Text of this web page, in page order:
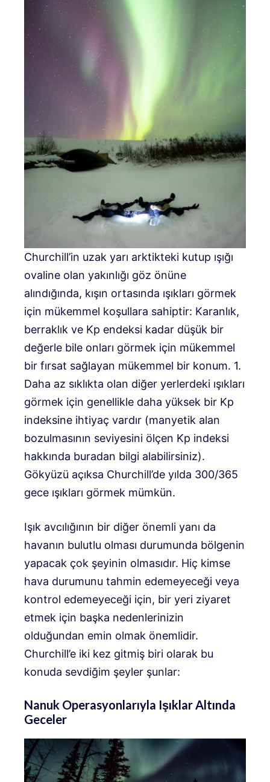
Churchill’in uzak yarı arktikteki kutup ışığı
ovaline olan yakınlığı göz önüne
alındığında, kışın ortasında ışıkları görmek
için mükemmel koşullara sahiptir: Karanlık,
berraklık ve Kp endeksi kadar düşük bir
değerle bile onları görmek için mükemmel
bir fırsat sağlayan mükemmel bir konum. 1.
Daha az sıklıkta olan diğer yerlerdeki ışıkları
görmek için genellikle daha yüksek bir Kp
indeksine ihtiyaç vardır (manyetik alan
bozulmasının seviyesini ölçen Kp indeksi
hakkında buradan bilgi alabilirsiniz).
Gökyüzü açıksa Churchill’de yılda 300/365
gece ışıkları görmek mümkün.
Işık avcılığının bir diğer önemli yanı da
havanın bulutlu olması durumunda bölgenin
yapacak çok şeyinin olmasıdır. Hiç kimse
hava durumunu tahmin edemeyeceği veya
kontrol edemeyeceği için, bir yeri ziyaret
etmek için başka nedenlerinizin
olduğundan emin olmak önemlidir.
Churchill’e iki kez gitmiş biri olarak bu
konuda sevdiğim şeyler şunlar:
Nanuk Operasyonlarıyla Işıklar Altında
Geceler